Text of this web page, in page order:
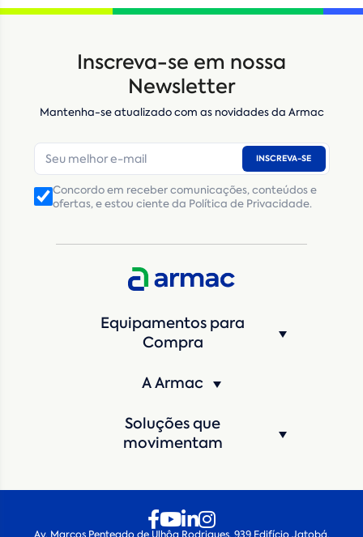
Inscreva-se em nossa
Newsletter
Mantenha-se atualizado com as novidades da Armac
INSCREVA-SE
Concordo em receber comunicações, conteúdos e
ofertas, e estou ciente da Política de Privacidade.
Equipamentos para
Compra
A Armac
Soluções que
movimentam
Av. Marcos Penteado de Ulhôa Rodrigues, 939 Edifício Jatobá,